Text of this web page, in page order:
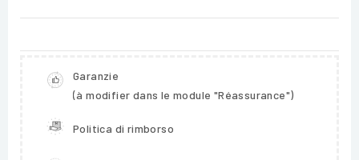
Garanzie
(à modifier dans le module "Réassurance")
Politica di rimborso